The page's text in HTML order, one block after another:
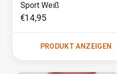
Sport Weiß
€14,95
PRODUKT ANZEIGEN